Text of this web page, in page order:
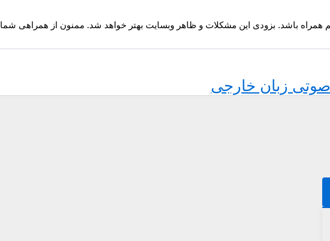
همراه باشد. بزودی این مشکلات و ظاهر وبسایت بهتر خواهد شد. ممنون از همراهی شما
صوتی زبان خارجی